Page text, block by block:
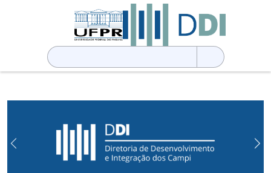
Pesquisar
por:
Previous